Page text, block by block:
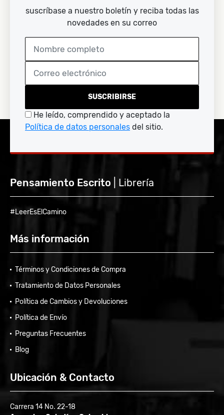
suscríbase a nuestro boletín y reciba todas las
novedades en su correo
SUSCRIBIRSE
He leído, comprendido y aceptado la
Política de datos personales del sitio.
Pensamiento Escrito | Librería
#LeerEsElCamino
Más información
Términos y Condiciones de Compra
Tratamiento de Datos Personales
Política de Cambios y Devoluciones
Política de Envío
Preguntas Frecuentes
Blog
Ubicación & Contacto
Carrera 14 No. 22-18